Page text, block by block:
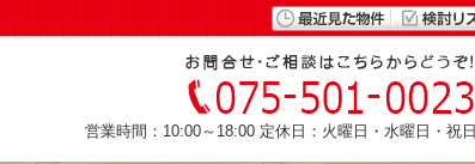
営業時間：10:00～18:00 定休日：火曜日・水曜日・祝日